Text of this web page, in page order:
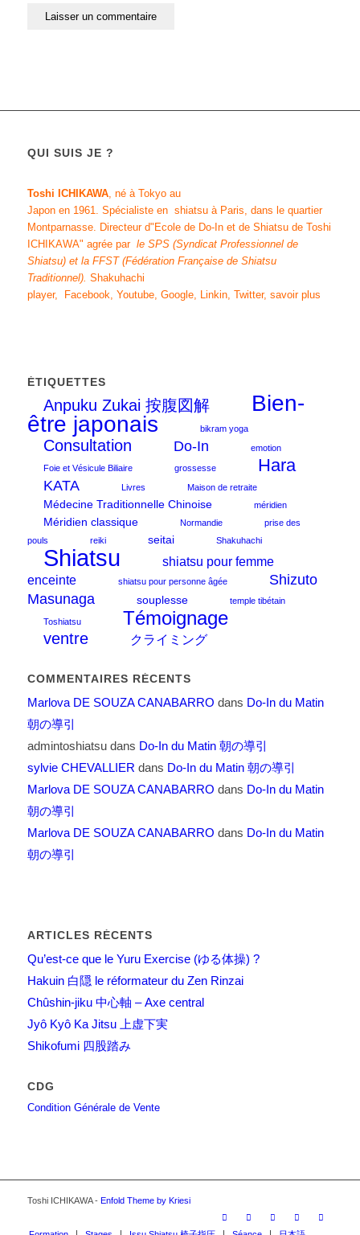
QUI SUIS JE ?
Toshi ICHIKAWA, né à Tokyo au
Japon en 1961. Spécialiste en shiatsuà Paris, dans le quartier
Montparnasse. Directeur d" Ecole de Do-In et de Shiatsu de Toshi
ICHIKAWA" agrée par le SPS (Syndicat Professionnel de
Shiatsu)et la FFST (Fédération Française de Shiatsu
Traditionnel). Shakuhachi
player, Facebook, Youtube, Google, Linkin, Twitter, savoir plus
ÉTIQUETTES
Anpuku Zukai 按腹図解
Bien-
être japonais
bikram yoga
Consultation Do-In emotion
Foie et Vésicule Biliaire grossesse Hara
KATA Livres Maison de retraite
Médecine Traditionnelle Chinoise méridien
Méridien classique Normandie
prise des
pouls
reiki seitai Shakuhachi
Shiatsu
shiatsu pour femme
enceinte
shiatsu pour personne âgée
Shizuto
Masunaga
souplesse temple tibétain
Toshiatsu Témoignage
ventre クライミング
COMMENTAIRES RÉCENTS
Marlova DE SOUZA CANABARRO dans Do-In du Matin
朝の導引
admintoshiatsudans Do-In du Matin 朝の導引
sylvie CHEVALLIER dans Do-In du Matin 朝の導引
Marlova DE SOUZA CANABARRO dans Do-In du Matin
朝の導引
Marlova DE SOUZA CANABARRO dans Do-In du Matin
朝の導引
ARTICLES RÉCENTS
Qu’est-ce que le Yuru Exercise (ゆる体操) ?
Hakuin 白隠 le réformateur du Zen Rinzai
Chûshin-jiku 中心軸 – Axe central
Jyô Kyô Ka Jitsu 上虚下実
Shikofumi 四股踏み
CDG
Condition Générale de Vente
Toshi ICHIKAWA - Enfold Theme by Kriesi